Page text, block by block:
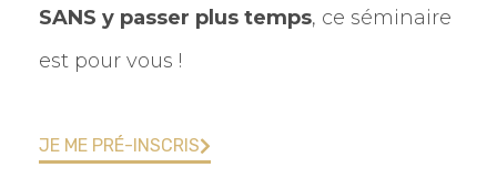
SANS y passer plus temps, ce séminaire
est pour vous !
JE ME PRÉ-INSCRIS